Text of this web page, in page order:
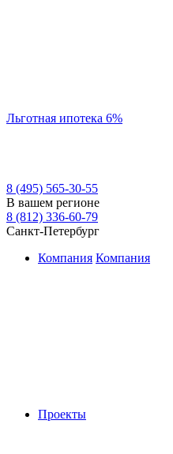
Льготная ипотека 6%
8 (495) 565-30-55
В вашем регионе
8 (812) 336-60-79
Санкт-Петербург
Компания Компания
Проекты